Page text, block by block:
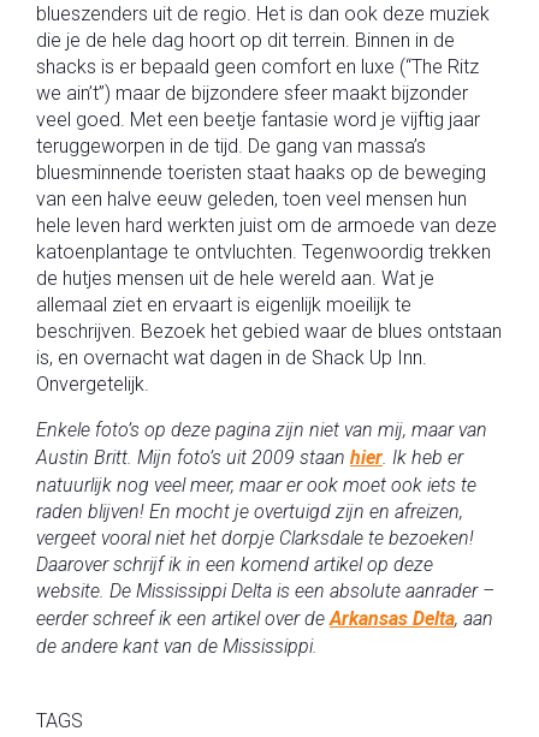
blueszenders uit de regio. Het is dan ook deze muziek
die je de hele dag hoort op dit terrein. Binnen in de
shacks is er bepaald geen comfort en luxe (“The Ritz
we ain’t”) maar de bijzondere sfeer maakt bijzonder
veel goed. Met een beetje fantasie word je vijftig jaar
teruggeworpen in de tijd. De gang van massa’s
bluesminnende toeristen staat haaks op de beweging
van een halve eeuw geleden, toen veel mensen hun
hele leven hard werkten juist om de armoede van deze
katoenplantage te ontvluchten. Tegenwoordig trekken
de hutjes mensen uit de hele wereld aan. Wat je
allemaal ziet en ervaart is eigenlijk moeilijk te
beschrijven. Bezoek het gebied waar de blues ontstaan
is, en overnacht wat dagen in de Shack Up Inn.
Onvergetelijk.
Enkele foto’s op deze pagina zijn niet van mij, maar van
Austin Britt. Mijn foto’s uit 2009 staan hier. Ik heb er
natuurlijk nog veel meer, maar er ook moet ook iets te
raden blijven! En mocht je overtuigd zijn en afreizen,
vergeet vooral niet het dorpje Clarksdale te bezoeken!
Daarover schrijf ik in een komend artikel op deze
website. De Mississippi Delta is een absolute aanrader –
eerder schreef ik een artikel over deArkansas Delta, aan
de andere kant van de Mississippi.
TAGS